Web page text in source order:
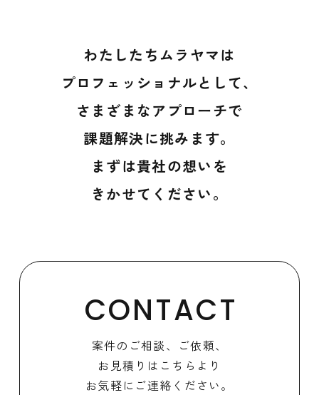
わたしたちムラヤマは
プロフェッショナルとして、
さまざまなアプローチで
課題解決に挑みます。
まずは貴社の想いを
きかせてください。
CONTACT
案件のご相談、ご依頼、
お見積りはこちらより
お気軽にご連絡ください。